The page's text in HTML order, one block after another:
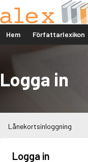
Hem Författarlexikon
Logga in
Lånekortsinloggning
Logga in